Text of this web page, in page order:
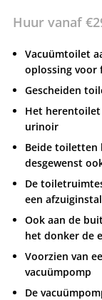
Huur vanaf €
Vacuümtoilet
oplossing voor
Gescheiden
Het
urinoir
Beide toiletten
desgewenst
De
een
Ook aan de
het donker de
Voorzien van
vacuümpomp
De